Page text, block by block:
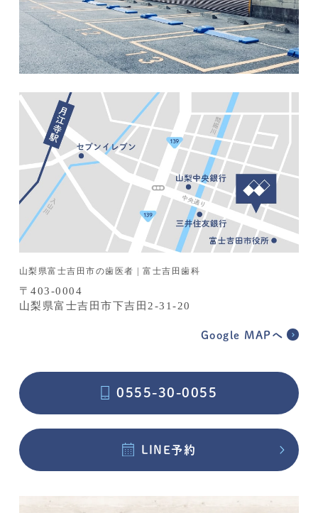
山梨県富士吉田市の歯医者 | 富士吉田歯科
〒403-0004
山梨県富士吉田市下吉田2-31-20
Google MAPへ
0555-30-0055
LINE予約